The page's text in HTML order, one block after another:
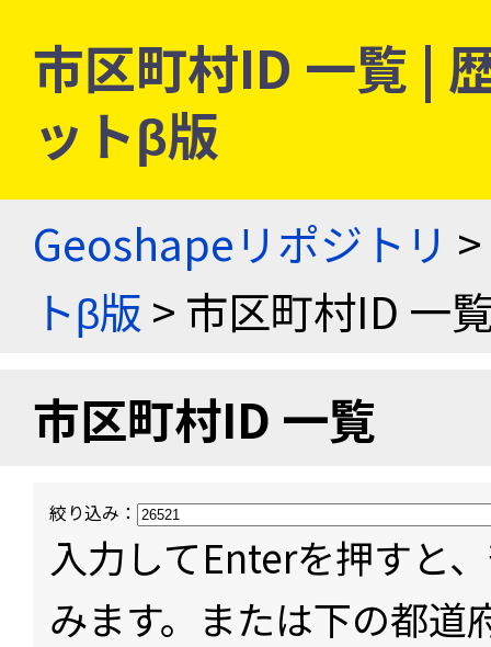
市区町村ID 一覧 |
ットβ版
Geoshapeリポジトリ >
トβ版 > 市区町村ID 一
市区町村ID 一覧
絞り込み：
入力してEnterを押すと
みます。または下の都道